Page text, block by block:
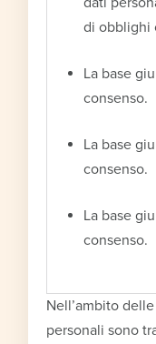
di obblighi
La base
consenso.
La base
consenso.
La base
consenso.
Nell’ambito
personali sono